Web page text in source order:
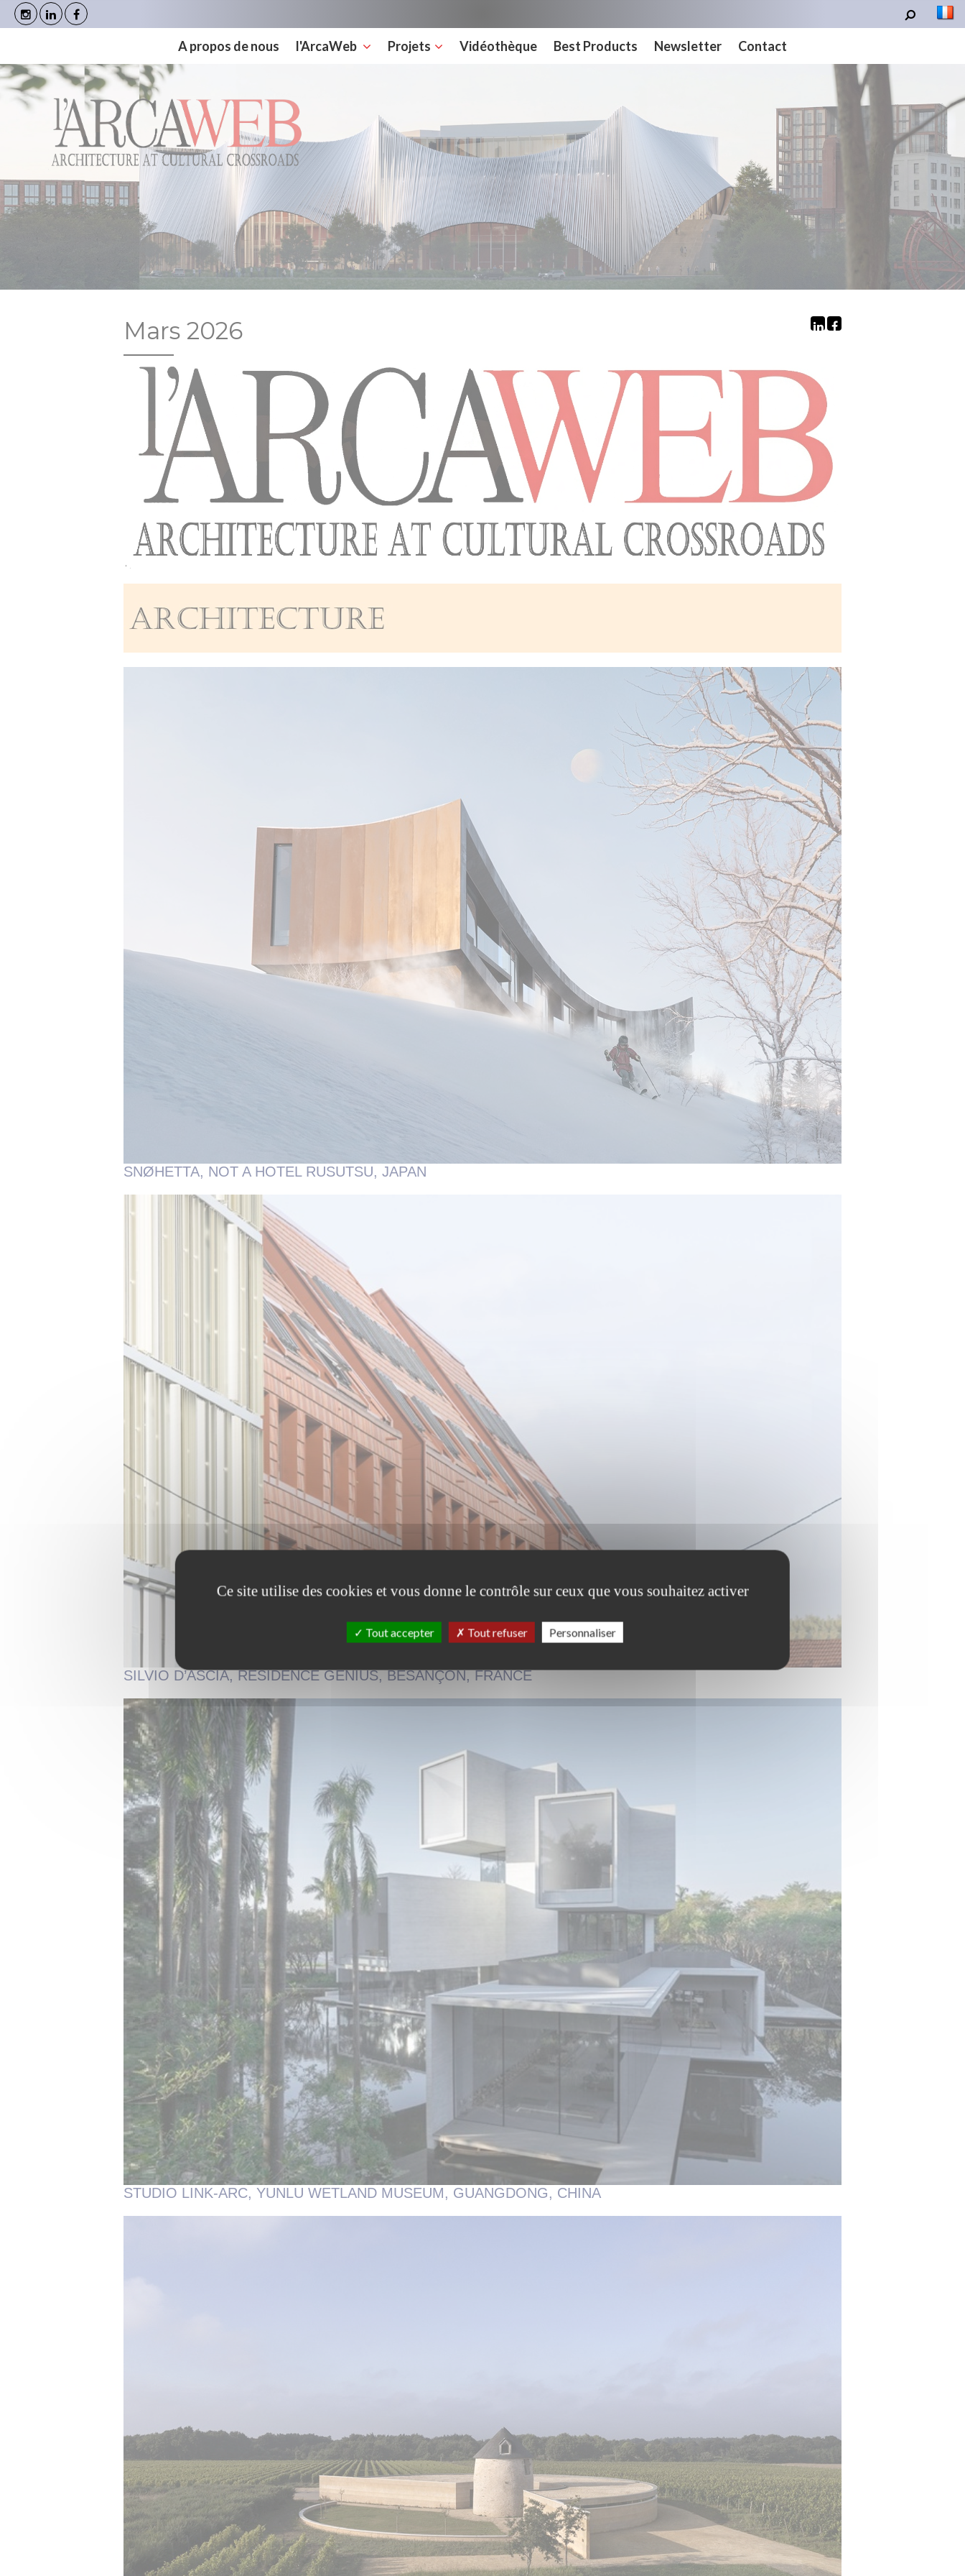
A propos de nous l'ArcaWeb Projets Vidéothèque Best Products Newsletter Contact
Mars 2026
SNØHETTA, NOT A HOTEL RUSUTSU, JAPAN
SILVIO D’ASCIA, RÉSIDENCE GÉNIUS, BESANÇON, FRANCE
STUDIO LINK-ARC, YUNLU WETLAND MUSEUM, GUANGDONG, CHINA
Panneau de gestion des cookies
Ce site utilise des cookies et vous donne le contrôle sur ceux que vous souhaitez activer
Tout accepter Tout refuser Personnaliser